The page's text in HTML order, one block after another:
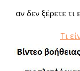
αν δεν ξέρετε τι
Τι